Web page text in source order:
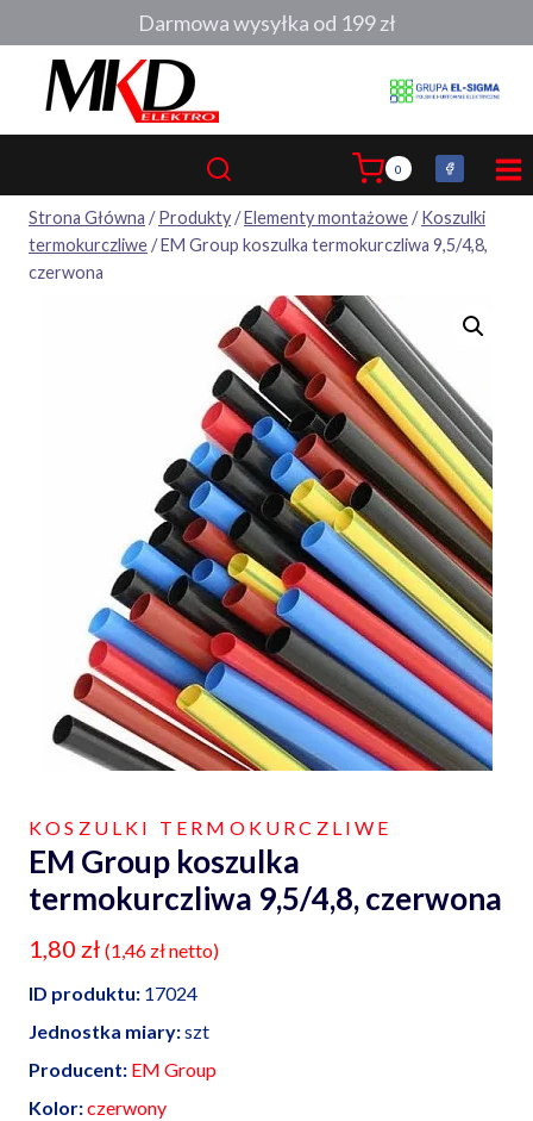
do
0
Strona Główna / Produkty/Elementy montażowe/ Koszulki
termokurczliwe/EM Group koszulka termokurczliwa 9,5/4,8,
czerwona
KOSZULKI TERMOKURCZLIWE
EM Group koszulka
termokurczliwa 9,5/4,8, czerwona
1,80 zł (1,46 złnetto)
ID produktu: 17024
Jednostka miary:szt
Producent: EM Group
Kolor:czerwony
Darmowa wysyłka od 199 zł